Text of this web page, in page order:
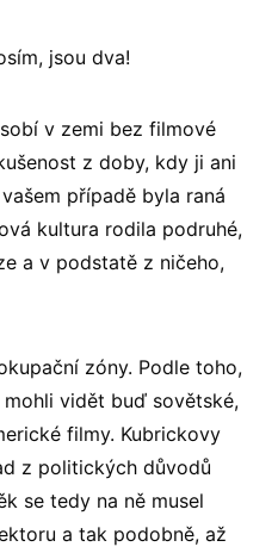
jsou dva!
v zemi bez filmové
z doby, kdy ji ani
případě byla raná
kultura rodila podruhé,
a v podstatě z ničeho,
zóny. Podle toho,
vidět buď sovětské,
filmy. Kubrickovy
z politických důvodů
se tedy na ně musel
a tak podobně, až